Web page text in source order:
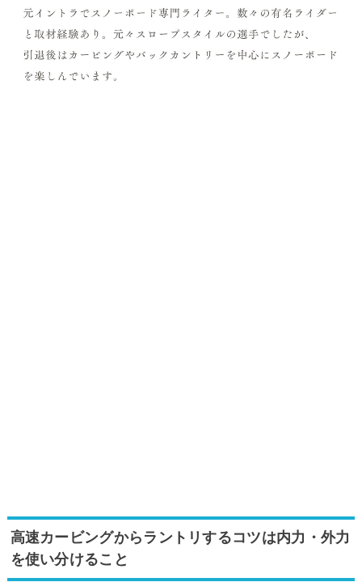
高速カービングからラントリするコツは内力・外力
を使い分けること